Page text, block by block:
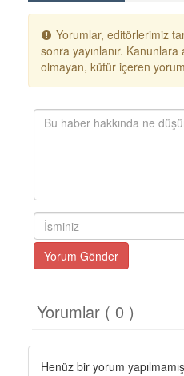
Yorumlar, editörlerimiz
sonra yayınlanır. Kanunlara
olmayan, küfür içeren
Yorum Gönder
Yorumlar ( 0 )
Henüz bir yorum yapılmamış